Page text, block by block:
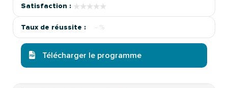
Satisfaction : ★★★★★
★★★★★
Taux de réussite : - %
Télécharger le programme